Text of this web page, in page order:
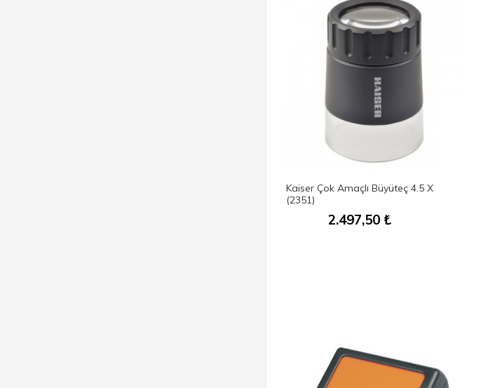
Kaiser Çok Amaçlı Büyüteç 4.5 X
(2351)
2.497,50 ₺